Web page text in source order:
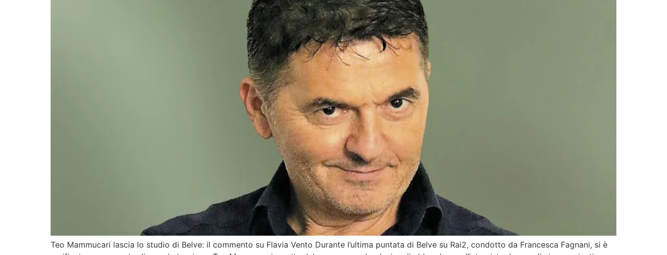
Teo Mammucari lascia lo studio di Belve: il commento su Flavia Vento Durante l’ultima puntata di Belve su Rai2, condotto da Francesca Fagnani, si è